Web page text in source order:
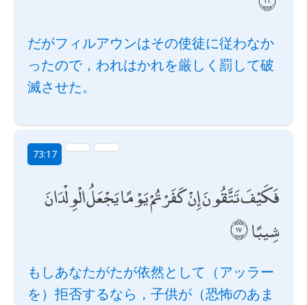
だがフィルアウンはその使徒に従わなか
ったので，われはかれを厳しく罰して破
滅させた。
73:17
فَكَيْفَ تَتَّقُونَ إِنْ كَفَرْتُمْ يَوْمًا يَجْعَلُ الْوِلْدَانَ
شِيبًا
もしあなたがたが依然として（アッラー
を）拒否するなら，子供が（恐怖のあま